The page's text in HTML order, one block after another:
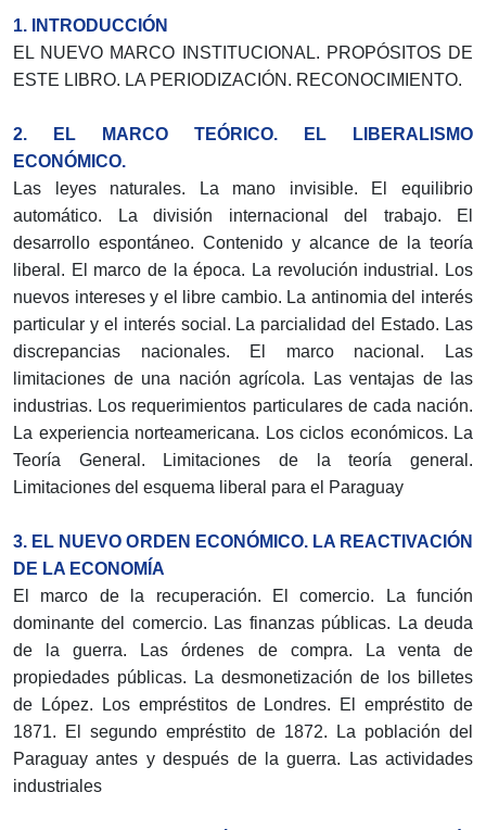
1. INTRODUCCIÓN
EL NUEVO MARCO INSTITUCIONAL. PROPÓSITOS DE
ESTE LIBRO. LA PERIODIZACIÓN. RECONOCIMIENTO.
2. EL MARCO TEÓRICO. EL LIBERALISMO
ECONÓMICO.
Las leyes naturales. La mano invisible. El equilibrio
automático. La división internacional del trabajo. El
desarrollo espontáneo. Contenido y alcance de la teoría
liberal. El marco de la época. La revolución industrial. Los
nuevos intereses y el libre cambio. La antinomia del interés
particular y el interés social. La parcialidad del Estado. Las
discrepancias nacionales. El marco nacional. Las
limitaciones de una nación agrícola. Las ventajas de las
industrias. Los requerimientos particulares de cada nación.
La experiencia norteamericana. Los ciclos económicos. La
Teoría General. Limitaciones de la teoría general.
Limitaciones del esquema liberal para el Paraguay
3. EL NUEVO ORDEN ECONÓMICO. LA REACTIVACIÓN
DE LA ECONOMÍA
El marco de la recuperación. El comercio. La función
dominante del comercio. Las finanzas públicas. La deuda
de la guerra. Las órdenes de compra. La venta de
propiedades públicas. La desmonetización de los billetes
de López. Los empréstitos de Londres. El empréstito de
1871. El segundo empréstito de 1872. La población del
Paraguay antes y después de la guerra. Las actividades
industriales